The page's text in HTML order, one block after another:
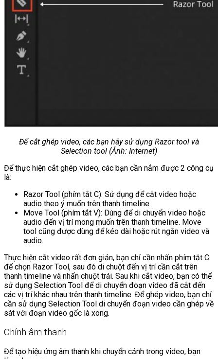
Để cắt ghép video, các bạn hãy sử dụng Razor tool và
Selection tool (Ảnh: Internet)
Để thực hiện cắt ghép video, các bạn cần nắm được 2 công cụ
là:
Razor Tool (phím tắt C): Sử dụng để cắt video hoặc
audio theo ý muốn trên thanh timeline.
Move Tool (phím tắt V): Dùng để di chuyển video hoặc
audio đến vị trí mong muốn trên thanh timeline. Move
tool cũng được dùng để kéo dài hoặc rút ngắn video và
audio.
Thực hiện cắt video rất đơn giản, bạn chỉ cần nhấn phím tắt C
để chọn Razor Tool, sau đó di chuột đến vị trí cần cắt trên
thanh timeline và nhấn chuột trái. Sau khi cắt video, bạn có thể
sử dụng Selection Tool để di chuyển đoạn video đã cắt đến
các vị trí khác nhau trên thanh timeline. Để ghép video, bạn chỉ
cần sử dụng Selection Tool di chuyển đoạn video cần ghép về
sát với đoạn video gốc là xong.
Chỉnh âm thanh
Để tạo hiệu ứng âm thanh khi chuyển cảnh trong video, bạn